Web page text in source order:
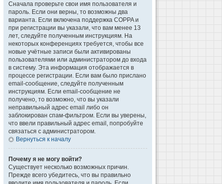
Сначала проверьте свои имя пользователя и
пароль. Если они верны, то возможны два
варианта. Если включена поддержка COPPA и
при регистрации вы указали, что вам менее 13
лет, следуйте полученным инструкциям. На
некоторых конференциях требуется, чтобы все
новые учётные записи были активированы
пользователями или администратором до входа
в систему. Эта информация отображается в
процессе регистрации. Если вам было прислано
email-сообщение, следуйте полученным
инструкциям. Если email-сообщение не
получено, то возможно, что вы указали
неправильный адрес email либо он
заблокирован спам-фильтром. Если вы уверены,
что ввели правильный адрес email, попробуйте
связаться с администратором.
Вернуться к началу
Почему я не могу войти?
Существует несколько возможных причин.
Прежде всего убедитесь, что вы правильно